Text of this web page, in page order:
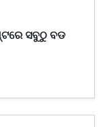
ସବୁଠୁ ବଡ